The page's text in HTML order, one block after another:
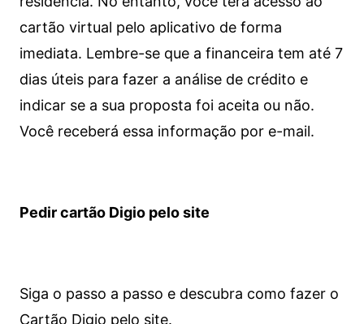
cartão virtual pelo aplicativo de forma
imediata. Lembre-se que a financeira tem até 7
dias úteis para fazer a análise de crédito e
indicar se a sua proposta foi aceita ou não.
Você receberá essa informação por e-mail.
Pedir cartão Digio pelo site
Siga o passo a passo e descubra como fazer o
Cartão Digio pelo site.